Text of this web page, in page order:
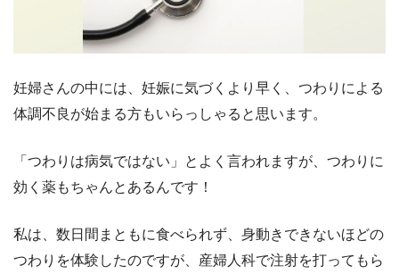
妊婦さんの中には、妊娠に気づくより早く、つわりによる
体調不良が始まる方もいらっしゃると思います。
「つわりは病気ではない」とよく言われますが、つわりに
効く薬もちゃんとあるんです！
私は、数日間まともに食べられず、身動きできないほどの
つわりを体験したのですが、産婦人科で注射を打ってもら